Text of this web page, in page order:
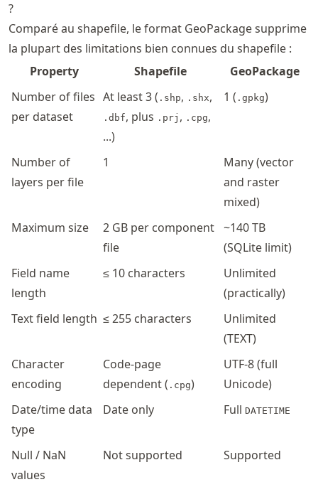
?
Comparé au shapefile, le format GeoPackage supprime
la plupart des limitations bien connues du shapefile :
Property
Shapefile
GeoPackage
Number of files
per dataset
At least 3 ( .shp, .shx,
.dbf, plus .prj , .cpg,
...)
1 ( .gpkg)
Number of
layers per file
1
Many (vector
and raster
mixed)
Maximum size
2 GB per component
file
~140 TB
(SQLite limit)
Field name
length
≤ 10 characters
Unlimited
(practically)
Text field length ≤ 255 characters
Unlimited
(TEXT)
Character
encoding
Code-page
dependent ( .cpg)
UTF-8 (full
Unicode)
Date/time data
type
Date only Full DATETIME
Null / NaN
values
Not supported Supported